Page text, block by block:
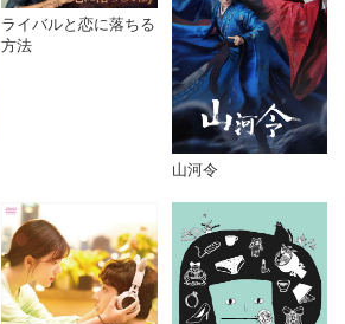
ライバルと恋に落ちる
方法
山河令